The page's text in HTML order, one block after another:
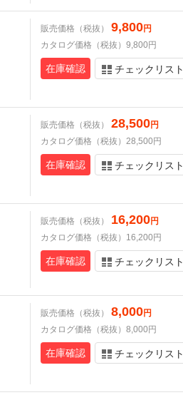
販売価格（税抜） 9,800円
カタログ価格（税抜）9,800円
在庫確認 チェックリスト
販売価格（税抜） 28,500円
カタログ価格（税抜）28,500円
在庫確認 チェックリスト
販売価格（税抜） 16,200円
カタログ価格（税抜）16,200円
在庫確認 チェックリスト
販売価格（税抜） 8,000円
カタログ価格（税抜）8,000円
在庫確認 チェックリスト